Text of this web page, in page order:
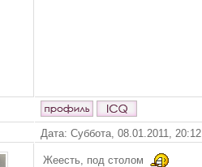
Дата: Суббота, 08.01.2011,
Жеесть, под столом